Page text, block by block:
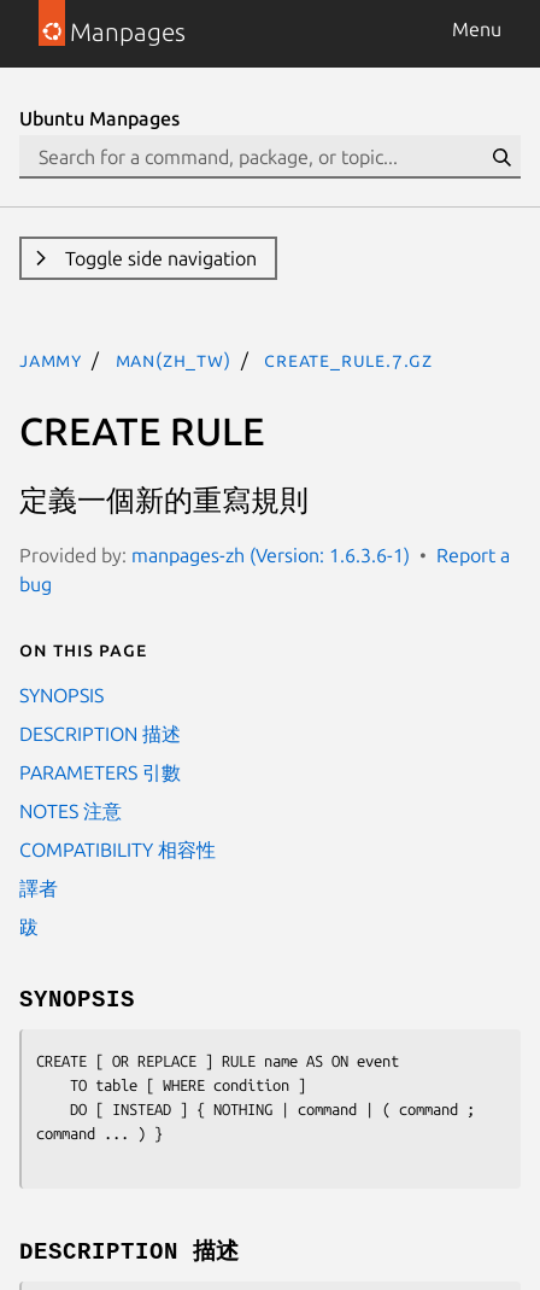
Manpages Menu
Ubuntu Manpages
Toggle side navigation
jammy man(zh_TW) create_rule.7.gz
CREATE RULE
定義一個新的重寫規則
Provided by: manpages-zh (Version: 1.6.3.6-1)
Report a
bug
On this page
SYNOPSIS
DESCRIPTION 描述
PARAMETERS 引數
NOTES 注意
COMPATIBILITY 相容性
譯者
跋
SYNOPSIS
CREATE [ OR REPLACE ] RULE name AS ON event
    TO
table [ WHERE condition ]
    DO [ INSTEAD ] { NOTHING |
command | ( command
command ... ) }
DESCRIPTION 描述